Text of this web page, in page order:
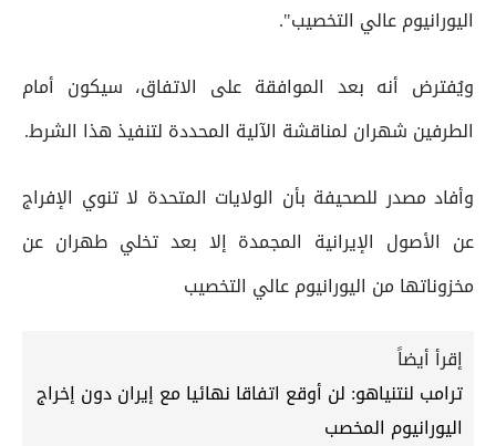
اليورانيوم عالي التخصيب".
ويُفترض أنه بعد الموافقة على الاتفاق، سيكون أمام
الطرفين شهران لمناقشة الآلية المحددة لتنفيذ هذا الشرط.
وأفاد مصدر للصحيفة بأن الولايات المتحدة لا تنوي الإفراج
عن الأصول الإيرانية المجمدة إلا بعد تخلي طهران عن
مخزوناتها من اليورانيوم عالي التخصيب
إقرأ أيضاً
ترامب لنتنياهو: لن أوقع اتفاقا نهائيا مع إيران دون إخراج
اليورانيوم المخصب